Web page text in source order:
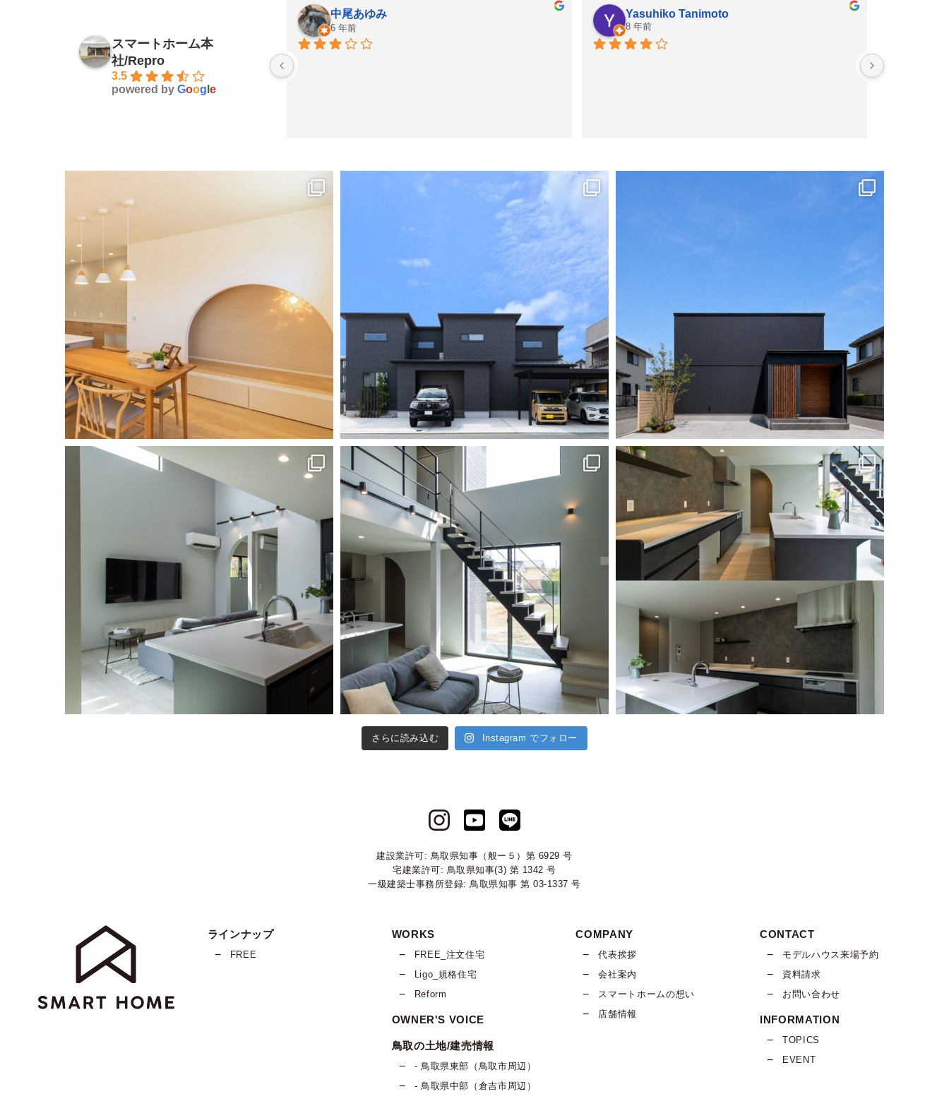
スマートホーム本
社/Repro
3.5
powered by Goog e
中尾あゆみ
6 年前
Yasuhiko Tanimoto
8 年前
さらに読み込む Instagram でフォロー
建設業許可: 鳥取県知事（般ー５）第 6929 号
宅建業許可: 鳥取県知事(3) 第 1342 号
一級建築士事務所登録: 鳥取県知事 第 03-1337 号
ラインナップ
FREE
WORKS
FREE_注文住宅
Ligo_規格住宅
Reform
OWNER'S VOICE
鳥取の土地/建売情報
- 鳥取県東部（鳥取市周辺）
- 鳥取県中部（倉吉市周辺）
COMPANY
代表挨拶
会社案内
スマートホームの想い
店舗情報
CONTACT
モデルハウス来場予約
資料請求
お問い合わせ
INFORMATION
TOPICS
EVENT